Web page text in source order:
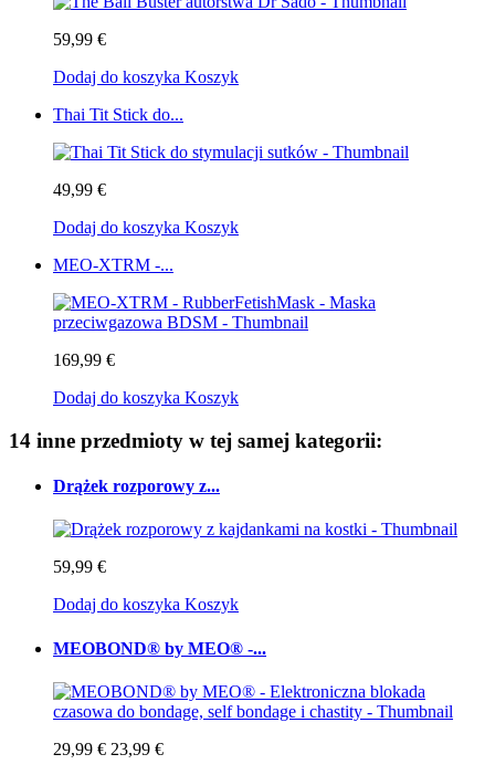
59,99 €
Dodaj do koszyka Koszyk
Thai Tit Stick do...
49,99 €
Dodaj do koszyka Koszyk
MEO-XTRM -...
169,99 €
Dodaj do koszyka Koszyk
14 inne przedmioty w tej samej kategorii:
Drążek rozporowy z...
59,99 €
Dodaj do koszyka Koszyk
MEOBOND® by MEO® -...
29,99 € 23,99 €